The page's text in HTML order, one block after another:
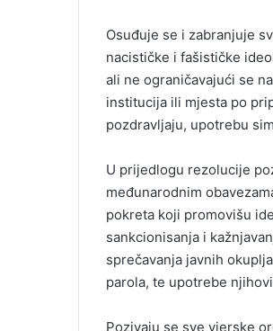
Osuđuje se i zabranjuje
nacističke i fašističke
ali ne ograničavajući se
institucija ili mjesta po
pozdravljaju, upotrebu
U prijedlogu rezolucije
međunarodnim
pokreta koji promovišu
sankcionisanja i
sprečavanja javnih
parola, te upotrebe
Pozivaju se sve vjerske